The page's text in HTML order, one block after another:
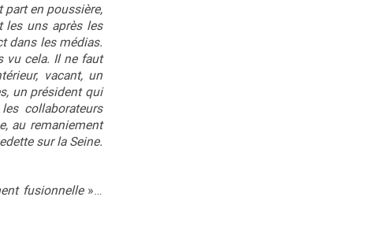
part en poussière,
les uns après les
dans les médias.
vu cela. Il ne faut
vacant, un
un président qui
collaborateurs
au remaniement
sur la Seine.
fusionnelle »…